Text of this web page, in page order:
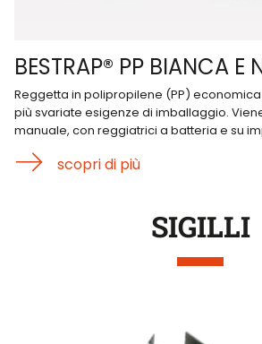
BESTRAP® PP BIANCA E
Reggetta in polipropilene (PP)
più svariate esigenze di imballaggio.
manuale, con reggiatrici a batteria e su
scopri di più
SIGILLI